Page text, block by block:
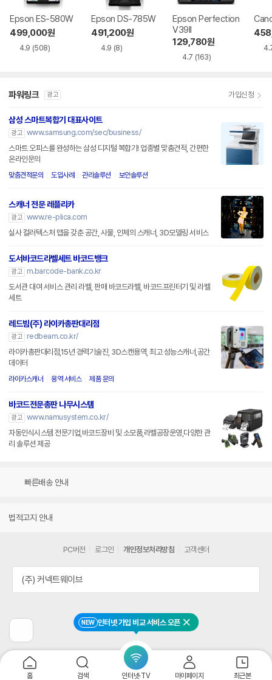
NEW 인터넷 가입 비교 서비스 오픈 닫기
홈 검색 인터넷·TV 마이페이지 최근본
Epson ES-580W
499,000원
4.9 (508)
Epson DS-785W
491,200원
4.9 (8)
Epson Perfection
V39II
129,780원
4.7 (163)
파워링크 광고 가입신청
삼성 스마트복합기 대표사이트
광고 www.samsung.com/sec/business/
스마트 오피스를 완성하는 삼성 디지털 복합기! 업종별 맞춤견적, 간편한
온라인문의
맞춤견적문의 도입사례 관리솔루션 보안솔루션
스캐너 전문 레플리카
광고 www.re-plica.com
실사 컬러텍스처 맵을 갖춘 공간, 사물, 인체의 스캐너, 3D모델링 서비스
도서바코드라벨세트 바코드뱅크
광고
m.barcode-bank.co.kr
도서관 대여 서비스 관리 라벨, 판매 바코드라벨, 바코드프린터기 및 라벨
세트
레드빔(주) 라이카총판대리점
광고
redbeam.co.kr/
라이카총판대리점,15년 경력기술진, 3D스캔용역, 최고 성능스캐너,공간
데이터
라이카스캐너 용역 서비스 제품 문의
바코드전문총판 나무시스템
광고 www.namusystem.co.kr/
자동인식시스템 전문기업,바코드장비 및 소모품,라벨공장운영,다양한 관
리 솔루션 제공
빠른배송 안내
법적고지 안내
전
페
이
지
PC버전 로그인 개인정보처리방침 고객센터
(주) 커넥트웨이브